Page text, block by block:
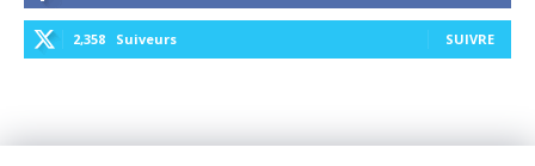
2,358 Suiveurs SUIVRE